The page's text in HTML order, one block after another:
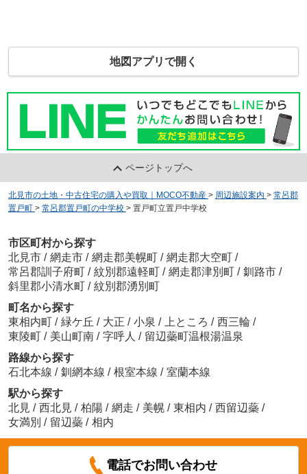
地図アプリで開く
ページトップへ
北見市の土地・中古住宅の購入や買取｜MOCO不動産 > 周辺施設案内 > 常呂郡
置戸町 > 常呂郡置戸町の中学校 > 置戸町立置戸中学校
市区町村から探す
北見市 / 網走市 / 網走郡美幌町 / 網走郡大空町 /
常呂郡訓子府町 / 紋別郡遠軽町 / 網走郡津別町 / 釧路市 /
斜里郡小清水町 / 紋別郡湧別町
町名から探す
東相内町 / 緑ケ丘 / 大正 / 小泉 / 上ところ / 西三輪 /
東陵町 / 美山町南 / 字呼人 / 留辺蘂町温根湯温泉
路線から探す
石北本線 / 釧網本線 / 根室本線 / 室蘭本線
駅から探す
北見 / 西北見 / 柏陽 / 網走 / 美幌 / 東相内 / 西留辺蘂 /
女満別 / 留辺蘂 / 相内
電話でお問い合わせ